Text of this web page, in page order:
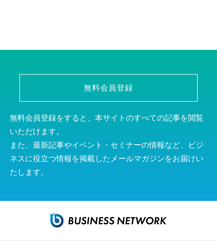
無料会員登録
無料会員登録をすると、本サイトのすべての記事を閲覧
いただけます。
また、最新記事やイベント・セミナーの情報など、ビジ
ネスに役立つ情報を掲載したメールマガジンをお届けい
たします。